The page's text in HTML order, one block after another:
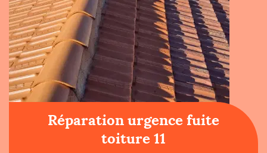
Réparation urgence fuite
toiture 11